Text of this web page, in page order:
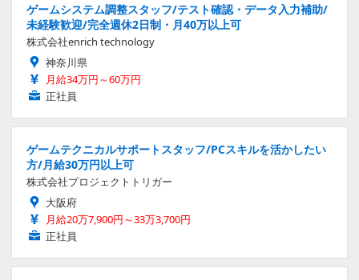
ゲームシステム調整スタッフ/テスト確認・データ入力補助/
未経験歓迎/完全週休2日制・月40万以上可
株式会社enrich technology
神奈川県
月給34万円～60万円
正社員
ゲームテクニカルサポートスタッフ/PCスキルを活かしたい
方/月給30万円以上可
株式会社プロジェクトトリガー
大阪府
月給20万7,900円～33万3,700円
正社員